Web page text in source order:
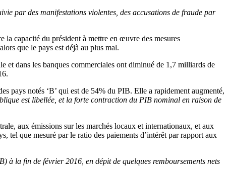
par des manifestations violentes, des accusations de fraude par
la capacité du président à mettre en œuvre des mesures
que le pays est déjà au plus mal.
et dans les banques commerciales ont diminué de 1,7 milliards de
pays notés ‘B’ qui est de 54% du PIB. Elle a rapidement augmenté,
est libellée, et la forte contraction du PIB nominal en raison de
aux émissions sur les marchés locaux et internationaux, et aux
tel que mesuré par le ratio des paiements d’intérêt par rapport aux
la fin de février 2016, en dépit de quelques remboursements nets